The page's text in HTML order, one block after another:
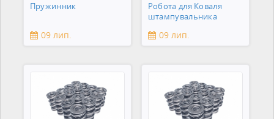
Пружинник
09 лип.
Робота для Коваля
штампувальника
09 лип.